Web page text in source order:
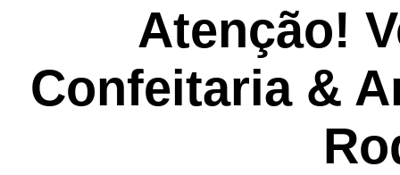
Atenção!
Confeitaria &